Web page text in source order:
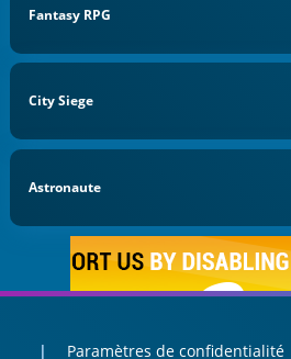
Fantasy RPG
City Siege
Astronaute
Paramètres de confidentialité